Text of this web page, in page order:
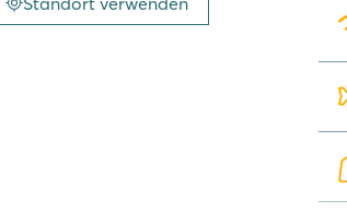
Garden